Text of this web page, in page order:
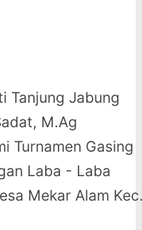
Tanjung Jabung
M.Ag
Turnamen Gasing
Laba - Laba
Mekar Alam